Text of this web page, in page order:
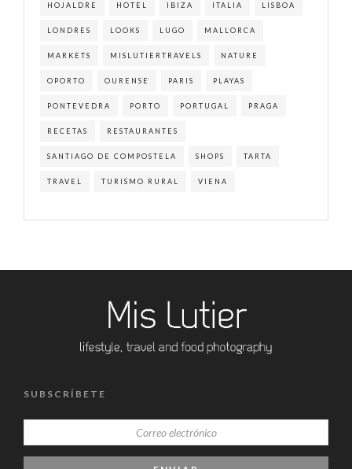
HOJALDRE HOTEL IBIZA ITALIA LISBOA
LONDRES LOOKS LUGO MALLORCA
MARKETS MISLUTIERTRAVELS NATURE
OPORTO OURENSE PARIS PLAYAS
PONTEVEDRA PORTO PORTUGAL PRAGA
RECETAS RESTAURANTES
SANTIAGO DE COMPOSTELA SHOPS TARTA
TRAVEL TURISMO RURAL VIENA
SUBSCRÍBETE